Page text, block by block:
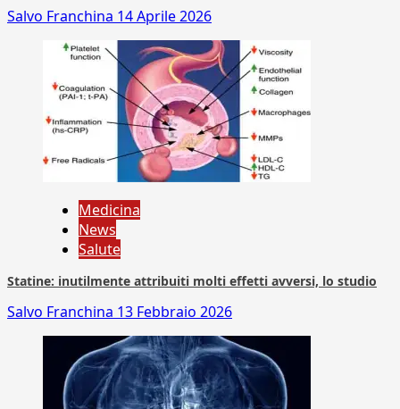
Salvo Franchina 14 Aprile 2026
Medicina
News
Salute
Statine: inutilmente attribuiti molti effetti avversi, lo studio
Salvo Franchina 13 Febbraio 2026